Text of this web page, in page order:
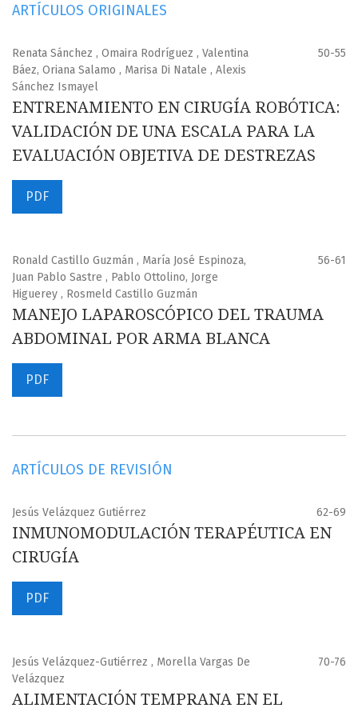
ARTÍCULOS ORIGINALES
Renata Sánchez , Omaira Rodríguez , Valentina
Báez, Oriana Salamo , Marisa Di Natale , Alexis
Sánchez Ismayel
50-55
ENTRENAMIENTO EN CIRUGÍA ROBÓTICA:
VALIDACIÓN DE UNA ESCALA PARA LA
EVALUACIÓN OBJETIVA DE DESTREZAS
PDF
Ronald Castillo Guzmán , María José Espinoza,
Juan Pablo Sastre , Pablo Ottolino, Jorge
Higuerey , Rosmeld Castillo Guzmán
56-61
MANEJO LAPAROSCÓPICO DEL TRAUMA
ABDOMINAL POR ARMA BLANCA
PDF
ARTÍCULOS DE REVISIÓN
Jesús Velázquez Gutiérrez 62-69
INMUNOMODULACIÓN TERAPÉUTICA EN
CIRUGÍA
PDF
Jesús Velázquez-Gutiérrez , Morella Vargas De
Velázquez
70-76
ALIMENTACIÓN TEMPRANA EN EL